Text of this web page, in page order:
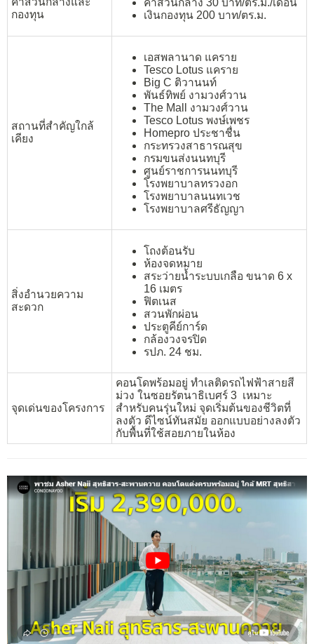
กองทุน
เงินกองทุน 200 บาท/ตร.ม.
สถานที่สำคัญใกล้
เคียง
เอสพลานาด แคราย
Tesco Lotus แคราย
Big C ติวานนท์
พันธ์ทิพย์ งามวงศ์วาน
The Mall งามวงศ์วาน
Tesco Lotus พงษ์เพชร
Homepro ประชาชื่น
กระทรวงสาธารณสุข
กรมขนส่งนนทบุรี
ศูนย์ราชการนนทบุรี
โรงพยาบาลทรวงอก
โรงพยาบาลนนทเวช
โรงพยาบาลศรีธัญญา
สิ่งอำนวยความ
สะดวก
โถงต้อนรับ
ห้องจดหมาย
สระว่ายน้ำระบบเกลือ ขนาด 6 x
16 เมตร
ฟิตเนส
สวนพักผ่อน
ประตูคีย์การ์ด
กล้องวงจรปิด
รปภ. 24 ชม.
จุดเด่นของโครงการ
คอนโดพร้อมอยู่ ทำเลติดรถไฟฟ้าสายสี
ม่วง ในซอยรัตนาธิเบศร์ 3 เหมาะ
สำหรับคนรุ่นใหม่ จุดเริ่มต้นของชีวิตที่
ลงตัว ดีไซน์ทันสมัย ออกแบบอย่างลงตัว
กับพื้นที่ใช้สอยภายในห้อง